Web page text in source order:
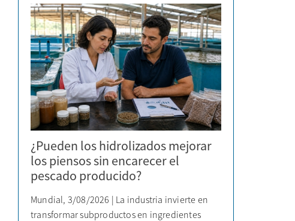
¿Pueden los hidrolizados mejorar
los piensos sin encarecer el
pescado producido?
Mundial, 3/08/2026 | La industria invierte en
transformar subproductos en ingredientes